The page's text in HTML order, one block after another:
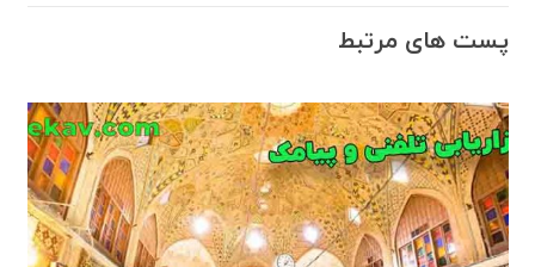
پست های مرتبط